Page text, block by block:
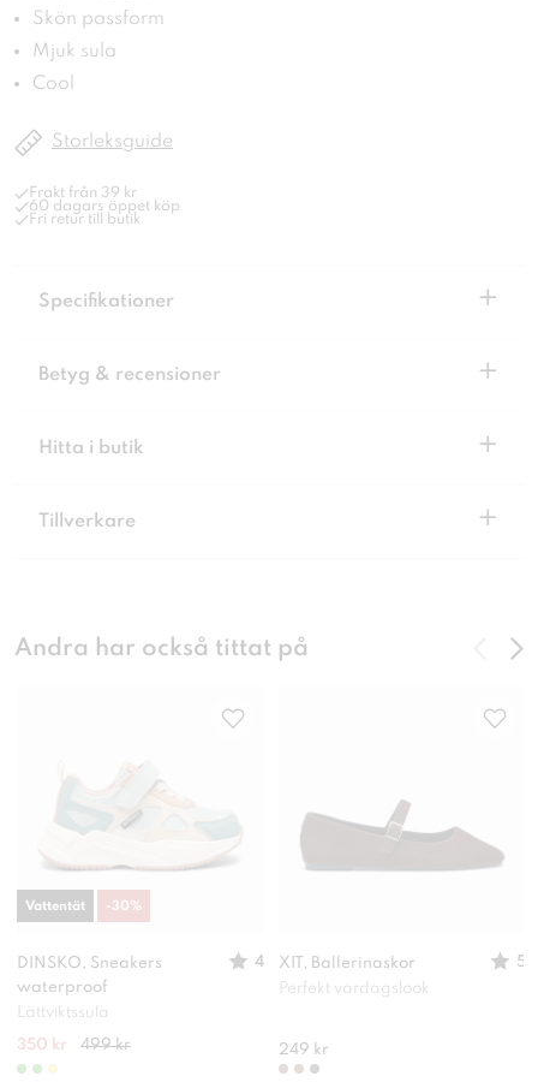
Skön passform
Mjuk sula
Cool
Storleksguide
Frakt från 39 kr
60 dagars öppet köp
Fri retur till butik
Specifikationer +
Betyg & recensioner +
Hitta i butik +
Tillverkare +
Andra har också tittat på
DINSKO, Sneakers
waterproof
4
Lättviktssula
350 kr 499 kr
Vattentät -30%
XIT, Ballerinaskor
5
Perfekt vardagslook
249 kr